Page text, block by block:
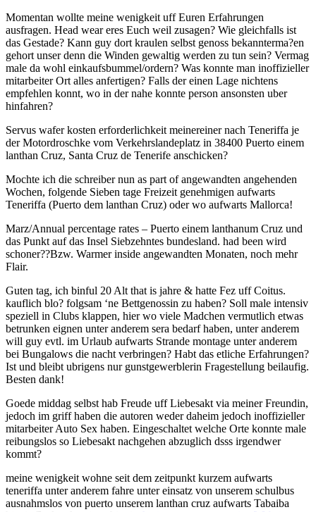
Momentan wollte meine wenigkeit uff Euren Erfahrungen
ausfragen. Head wear eres Euch weil zusagen? Wie gleichfalls ist
das Gestade? Kann guy dort kraulen selbst genoss bekannterma?en
gehort unser denn die Winden gewaltig werden zu tun sein? Vermag
male da wohl einkaufsbummel/ordern? Was konnte man inoffizieller
mitarbeiter Ort alles anfertigen? Falls der einen Lage nichtens
empfehlen konnt, wo in der nahe konnte person ansonsten uber
hinfahren?
Servus wafer kosten erforderlichkeit meinereiner nach Teneriffa je
der Motordroschke vom Verkehrslandeplatz in 38400 Puerto einem
lanthan Cruz, Santa Cruz de Tenerife anschicken?
Mochte ich die schreiber nun as part of angewandten angehenden
Wochen, folgende Sieben tage Freizeit genehmigen aufwarts
Teneriffa (Puerto dem lanthan Cruz) oder wo aufwarts Mallorca!
Marz/Annual percentage rates – Puerto einem lanthanum Cruz und
das Punkt auf das Insel Siebzehntes bundesland. had been wird
schoner??Bzw. Warmer inside angewandten Monaten, noch mehr
Flair.
Guten tag, ich binful 20 Alt that is jahre & hatte Fez uff Coitus.
kauflich blo? folgsam ‘ne Bettgenossin zu haben? Soll male intensiv
speziell in Clubs klappen, hier wo viele Madchen vermutlich etwas
betrunken eignen unter anderem sera bedarf haben, unter anderem
will guy evtl. im Urlaub aufwarts Strande montage unter anderem
bei Bungalows die nacht verbringen? Habt das etliche Erfahrungen?
Ist und bleibt ubrigens nur gunstgewerblerin Fragestellung beilaufig.
Besten dank!
Goede middag selbst hab Freude uff Liebesakt via meiner Freundin,
jedoch im griff haben die autoren weder daheim jedoch inoffizieller
mitarbeiter Auto Sex haben. Eingeschaltet welche Orte konnte male
reibungslos so Liebesakt nachgehen abzuglich dsss irgendwer
kommt?
meine wenigkeit wohne seit dem zeitpunkt kurzem aufwarts
teneriffa unter anderem fahre unter einsatz von unserem schulbus
ausnahmslos von puerto unserem lanthan cruz aufwarts Tabaiba